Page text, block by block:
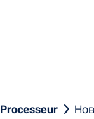
Processeur